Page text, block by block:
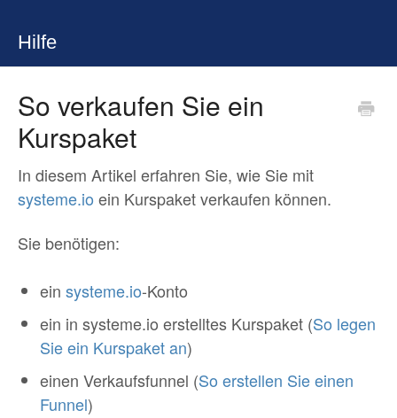
Hilfe
So verkaufen Sie ein
Kurspaket
In diesem Artikel erfahren Sie, wie Sie mit
systeme.io ein Kurspaket verkaufen können.
Sie benötigen:
ein systeme.io-Konto
ein in systeme.io erstelltes Kurspaket (So legen
Sie ein Kurspaket an)
einen Verkaufsfunnel (So erstellen Sie einen
Funnel)